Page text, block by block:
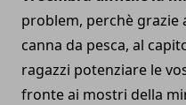
problem, perchè grazie
canna da pesca, al
ragazzi potenziare le
fronte ai mostri della